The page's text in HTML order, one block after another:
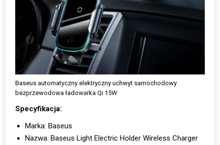
Baseus automatyczny elektryczny uchwyt samochodowy
bezprzewodowa ładowarka Qi 15W
Specyfikacja:
Marka: Baseus
Nazwa: Baseus Light Electric Holder Wireless Charger